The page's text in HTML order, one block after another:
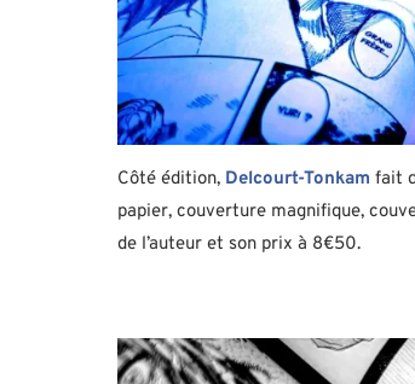
Côté édition, Delcourt-Tonkam fait
papier, couverture magnifique,
de l’auteur et son prix à 8€50.